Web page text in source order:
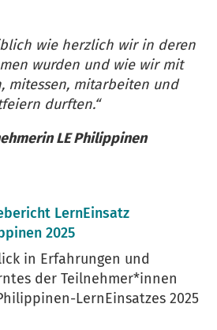
wie herzlich wir in deren
wurden und wie wir mit
mitessen, mitarbeiten und
durften.“
LE Philippinen
LernEinsatz
2025
in Erfahrungen und
der Teilnehmer*innen
LernEinsatzes 2025